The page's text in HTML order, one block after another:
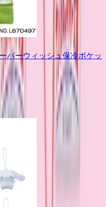
バーウィッシュ保冷ポケッ